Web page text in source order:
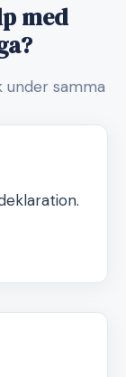
med
under samma